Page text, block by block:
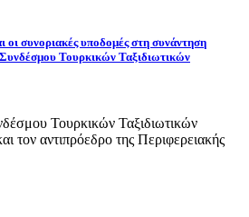
οι συνοριακές υποδομές στη συνάντηση
Τουρκικών Ταξιδιωτικών
Τουρκικών Ταξιδιωτικών
τον αντιπρόεδρο της Περιφερειακής